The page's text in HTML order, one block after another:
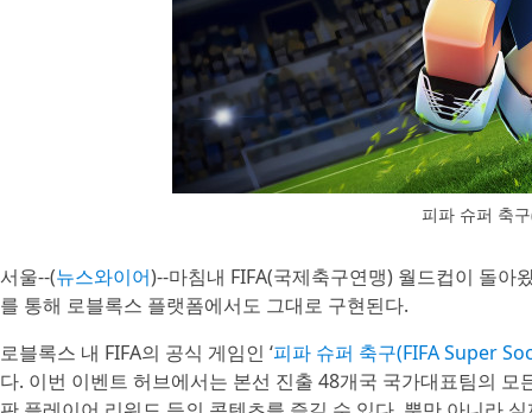
피파 슈퍼 축
서울--(뉴스와이어)--마침내 FIFA(국제축구연맹) 월드컵이 돌아
를 통해 로블록스 플랫폼에서도 그대로 구현된다.
로블록스 내 FIFA의 공식 게임인 ‘피파 슈퍼 축구(FIFA Super
다. 이번 이벤트 허브에서는 본선 진출 48개국 국가대표팀의